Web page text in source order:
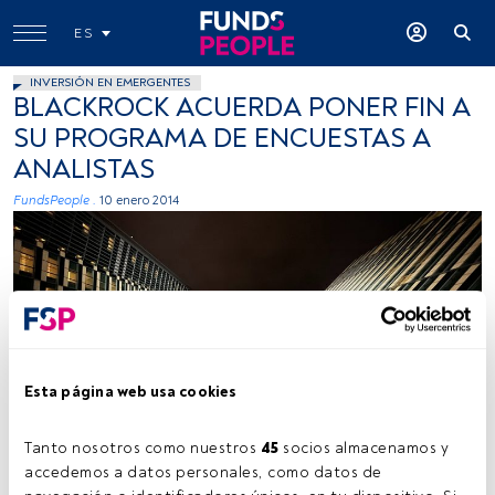
Esta página web usa cookies
Tanto nosotros como nuestros 45 socios almacenamos y
accedemos a datos personales, como datos de
ES
INVERSIÓN EN EMERGENTES
BLACKROCK ACUERDA PONER FIN A
SU PROGRAMA DE ENCUESTAS A
ANALISTAS
FundsPeople . 10 enero 2014
Tiempo lectura: 1 min.